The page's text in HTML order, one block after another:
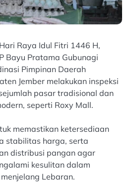
Raya Idul Fitri 1446 H,
Bayu Pratama Gubunagi
Pimpinan Daerah
Jember melakukan inspeksi
pasar tradisional dan
seperti Roxy Mall.
memastikan ketersediaan
stabilitas harga, serta
distribusi pangan agar
kesulitan dalam
Lebaran.